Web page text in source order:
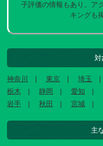
子評価の情報もあり。ア
キングも
対
神奈川 東京 埼玉
栃木
静岡 愛知
岩手
秋田 宮城
主